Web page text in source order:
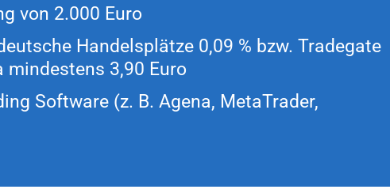
von 2.000 Euro
Handelsplätze 0,09 % bzw. Tradegate
mindestens 3,90 Euro
Software (z. B. Agena, MetaTrader,